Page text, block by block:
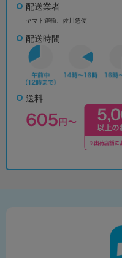
配送業者
ヤマト運輸、佐川急便
配送時間
送料